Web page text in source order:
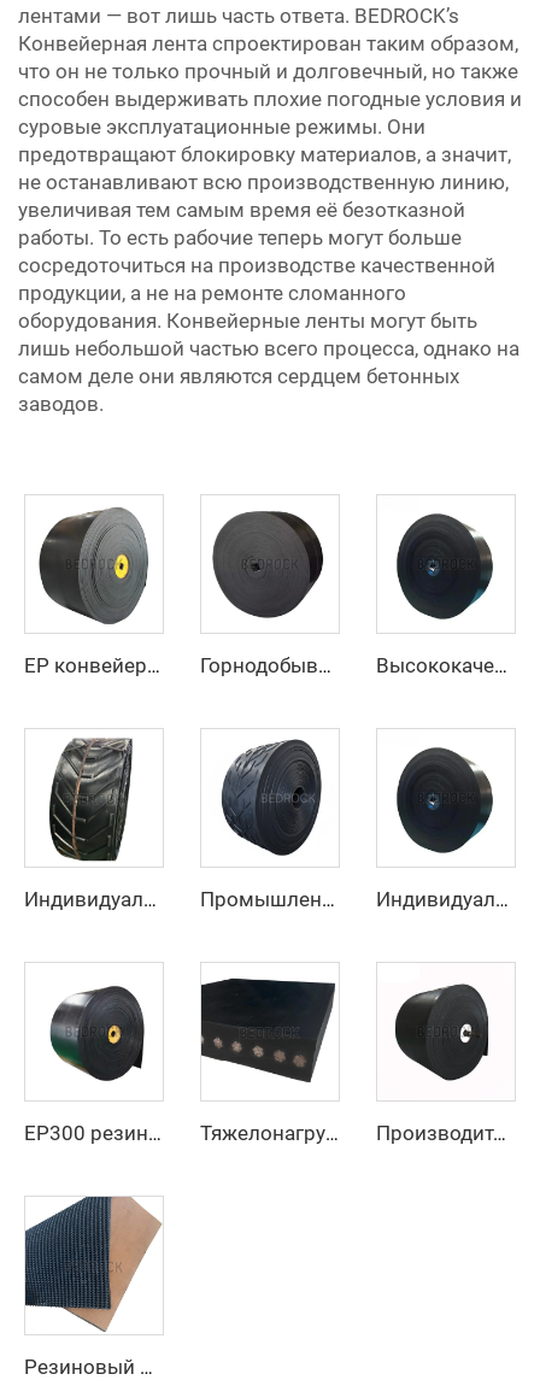
лентами — вот лишь часть ответа. BEDROCK’s
Конвейерная лента спроектирован таким образом,
что он не только прочный и долговечный, но также
способен выдерживать плохие погодные условия и
суровые эксплуатационные режимы. Они
предотвращают блокировку материалов, а значит,
не останавливают всю производственную линию,
увеличивая тем самым время её безотказной
работы. То есть рабочие теперь могут больше
сосредоточиться на производстве качественной
продукции, а не на ремонте сломанного
оборудования. Конвейерные ленты могут быть
лишь небольшой частью всего процесса, однако на
самом деле они являются сердцем бетонных
заводов.
EP конвейерный ремень – тяжелый, износостойкий, термостойкий для промышленной транспортировки материалов Горнодобывающий резиновый покровный высокоскоростной регулируемый резиновый ремень Ep конвейерный ремень с фабрики Высококачественный резиновый конвейерный ремень по низкой цене, 4 слоя, ширина 800 мм, EP-конвейерный ремень для горнодобывающей промышленности, карьеров и дробилок для камня
Индивидуальный конвейерный ремень U-образного сечения, высокопрочный конвейерный ремень для транспортировки материалов при высоких температурах Промышленный конвейерный ремень, цена производителя, тяжелый резиновый конвейерный ремень с шевронным рисунком EP250 для горнодобывающей промышленности Индивидуальный антиразрывной полиэстер/нейлоновый конвейерный ремень для дробильной линии карьера для производственных предприятий и розничной торговли
EP300 резиновый конвейерный ремень из 3 слоев с высокой устойчивостью к истиранию, шириной 800 мм/1000 мм/1200 мм, для добычи угля Тяжелонагруженный стальной канатный конвейерный ремень для транспортировки цемента и карьерных сыпучих материалов на большие расстояния Производитель, поставщик, тяжелый резиновый конвейерный ремень со стальным тросом для горнодобывающей промышленности
Резиновый конвейерный ремень с шероховатой верхней поверхностью